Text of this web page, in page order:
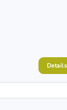
Details